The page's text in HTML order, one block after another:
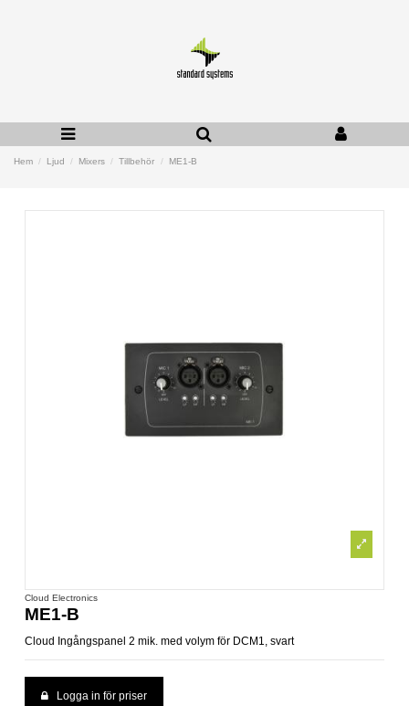
Hem Ljud Mixers Tillbehör ME1-B
Cloud Electronics
ME1-B
Cloud Ingångspanel 2 mik. med volym för DCM1, svart
Logga in för priser